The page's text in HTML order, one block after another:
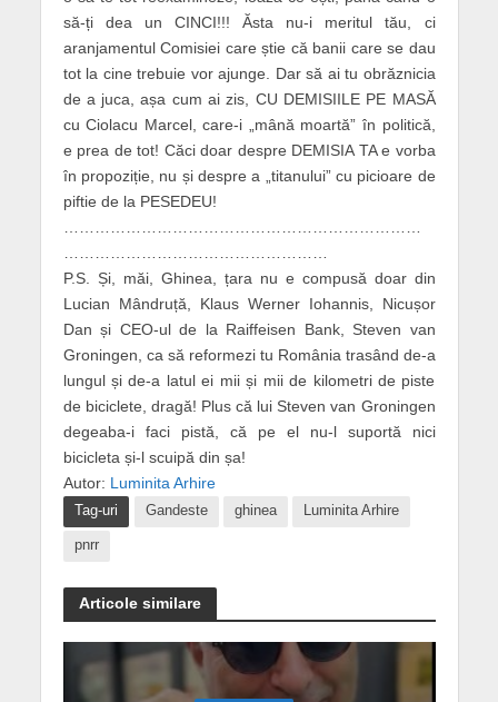
să-ți dea un CINCI!!! Ăsta nu-i meritul tău, ci
aranjamentul Comisiei care știe că banii care se dau
tot la cine trebuie vor ajunge. Dar să ai tu obrăznicia
de a juca, așa cum ai zis, CU DEMISIILE PE MASĂ
cu Ciolacu Marcel, care-i „mână moartă” în politică,
e prea de tot! Căci doar despre DEMISIA TA e vorba
în propoziție, nu și despre a „titanului” cu picioare de
piftie de la PESEDEU!
P.S. Și, măi, Ghinea, țara nu e compusă doar din
Lucian Mândruță, Klaus Werner Iohannis, Nicușor
Dan și CEO-ul de la Raiffeisen Bank, Steven van
Groningen, ca să reformezi tu România trasând de-a
lungul și de-a latul ei mii și mii de kilometri de piste
de biciclete, dragă! Plus că lui Steven van Groningen
degeaba-i faci pistă, că pe el nu-l suportă nici
bicicleta și-l scuipă din șa!
Autor: Luminita Arhire
Tag-uri Gandeste ghinea Luminita Arhire
pnrr
Articole similare